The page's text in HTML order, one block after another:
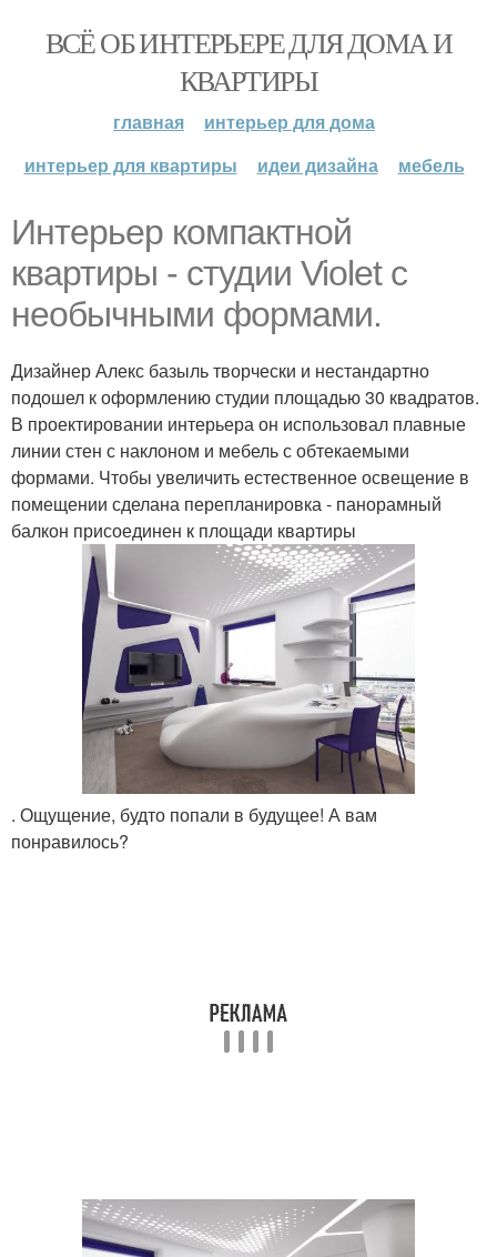
ВСЁ ОБ ИНТЕРЬЕРЕ ДЛЯ ДОМА И
КВАРТИРЫ
главная
интерьер для дома
интерьер для квартиры
идеи дизайна мебель
Интерьер компактной
квартиры - студии Violet с
необычными формами.
Дизайнер Алекс базыль творчески и нестандартно
подошел к оформлению студии площадью 30 квадратов.
В проектировании интерьера он использовал плавные
линии стен с наклоном и мебель с обтекаемыми
формами. Чтобы увеличить естественное освещение в
помещении сделана перепланировка - панорамный
балкон присоединен к площади квартиры
. Ощущение, будто попали в будущее! А вам
понравилось?